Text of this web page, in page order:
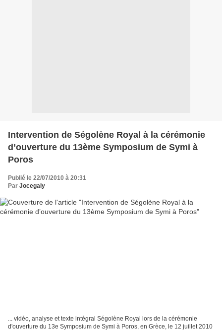
Intervention de Ségolène Royal à la cérémonie
d’ouverture du 13ème Symposium de Symi à
Poros
Publié le 22/07/2010 à 20:31
Par Jocegaly
... vidéo, analyse et texte intégral Ségolène Royal lors de la cérémonie
d'ouverture du 13e Symposium de Symi à Poros, en Grèce, le 12 juillet 2010